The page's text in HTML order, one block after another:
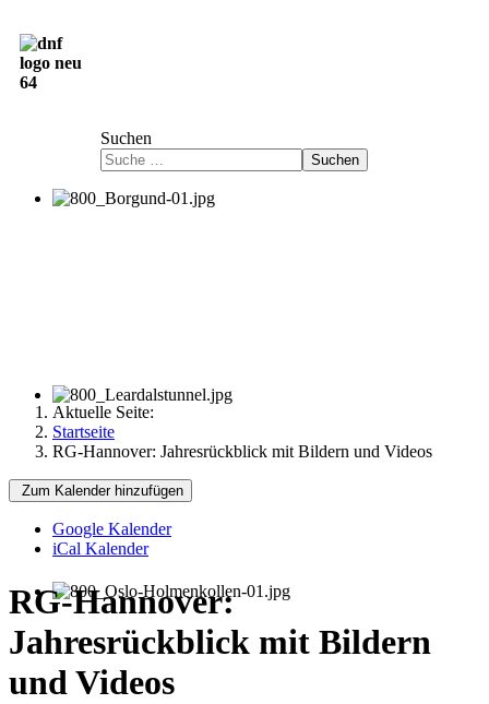
Suchen
Suchen
Aktuelle Seite:
Startseite
RG-Hannover: Jahresrückblick mit Bildern und Videos
Zum Kalender hinzufügen
Google Kalender
iCal Kalender
RG-Hannover:
Jahresrückblick mit Bildern
und Videos